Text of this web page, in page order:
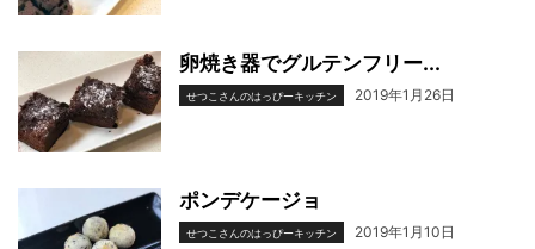
卵焼き器でグルテンフリー...
せつこさんのはっぴーキッチン 2019年1月26日
ポンデケージョ
せつこさんのはっぴーキッチン 2019年1月10日